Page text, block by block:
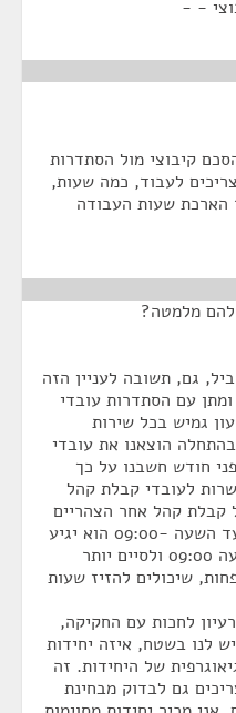
- -
קיבוצי מול הסתדרות
לעבוד, כמה שעות,
הארכת שעות העבודה
להם מלמטה?
גם, תשובה לעניין הזה
עם הסתדרות עובדי
גמיש בכל שירות
הוצאנו את עובדי
חודש חשבנו על כך
לעובדי קבלת קהל
קבלת קהל אחר הצהריים
יגיע יותר מאוחר. אנחנו קבענו- עד השעה -09:00 הוא יגיע
למשרד, אבל הוא יכול להגיע בשעה 09:00 ולסיים יותר
שיכולים להזיז שעות
לחכות עם החקיקה,
לנו בשטח, איזה יחידות
של היחידות. זה
גם לבדוק מבחינת